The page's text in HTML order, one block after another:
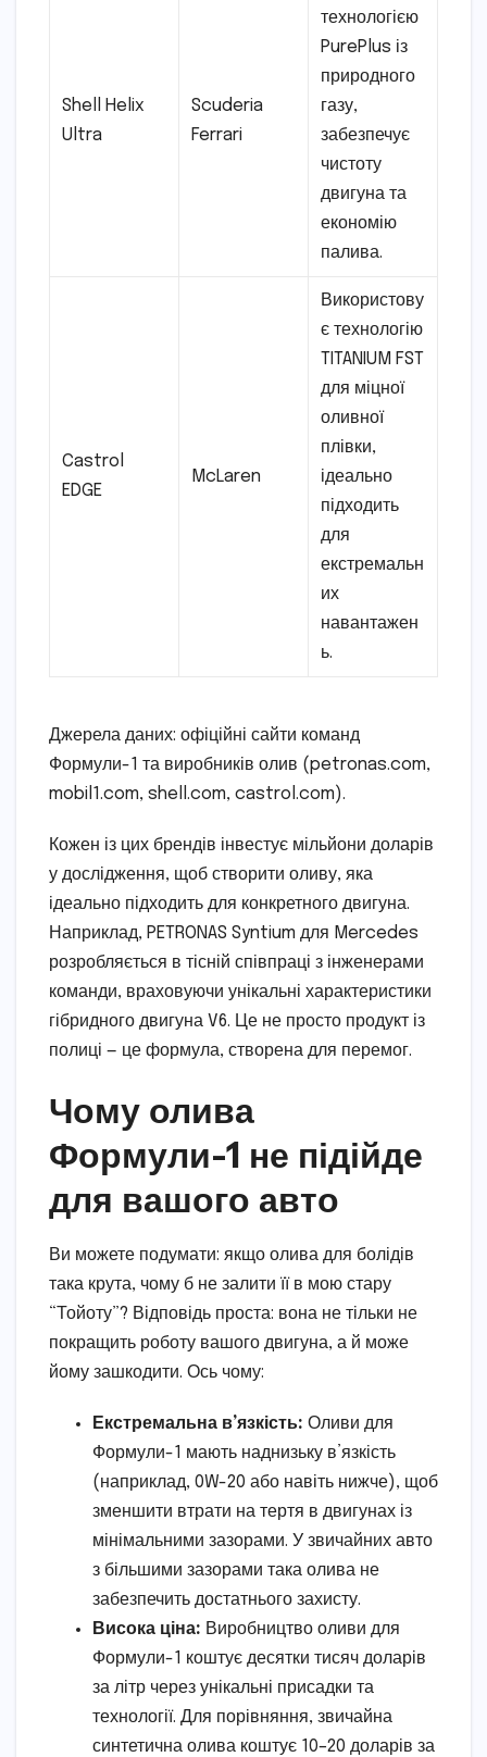
Shell Helix
Ultra
Scuderia
Ferrari
технологією
PurePlus із
природного
газу,
забезпечує
чистоту
двигуна та
економію
палива.
Castrol
EDGE
McLaren
Використову
є технологію
TITANIUM FST
для міцної
оливної
плівки,
ідеально
підходить
для
екстремальн
их
навантажен
ь.
Джерела даних: офіційні сайти команд
Формули-1 та виробників олив (petronas.com,
mobil1.com, shell.com, castrol.com).
Кожен із цих брендів інвестує мільйони доларів
у дослідження, щоб створити оливу, яка
ідеально підходить для конкретного двигуна.
Наприклад, PETRONAS Syntium для Mercedes
розробляється в тісній співпраці з інженерами
команди, враховуючи унікальні характеристики
гібридного двигуна V6. Це не просто продукт із
полиці — це формула, створена для перемог.
Чому олива
Формули-1 не підійде
для вашого авто
Ви можете подумати: якщо олива для болідів
така крута, чому б не залити її в мою стару
“Тойоту”? Відповідь проста: вона не тільки не
покращить роботу вашого двигуна, а й може
йому зашкодити. Ось чому:
Екстремальна в’язкість: Оливи для
Формули-1 мають наднизьку в’язкість
(наприклад, 0W-20 або навіть нижче), щоб
зменшити втрати на тертя в двигунах із
мінімальними зазорами. У звичайних авто
з більшими зазорами така олива не
забезпечить достатнього захисту.
Висока ціна: Виробництво оливи для
Формули-1 коштує десятки тисяч доларів
за літр через унікальні присадки та
технології. Для порівняння, звичайна
синтетична олива коштує 10–20 доларів за